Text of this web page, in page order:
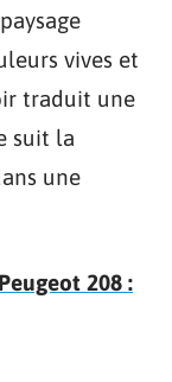
vives et
traduit une
suit la
une
208 :